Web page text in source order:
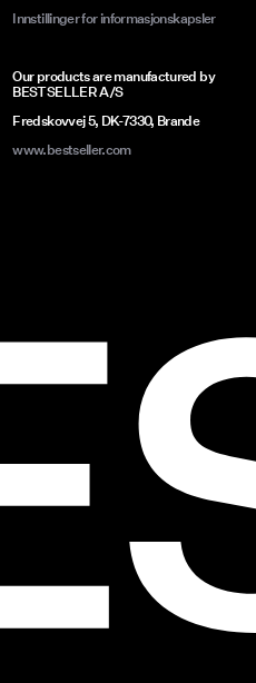
Innstillinger for informasjonskapsler
Our products are manufactured by
BESTSELLER A/S
Fredskovvej 5, DK-7330, Brande
www.bestseller.com